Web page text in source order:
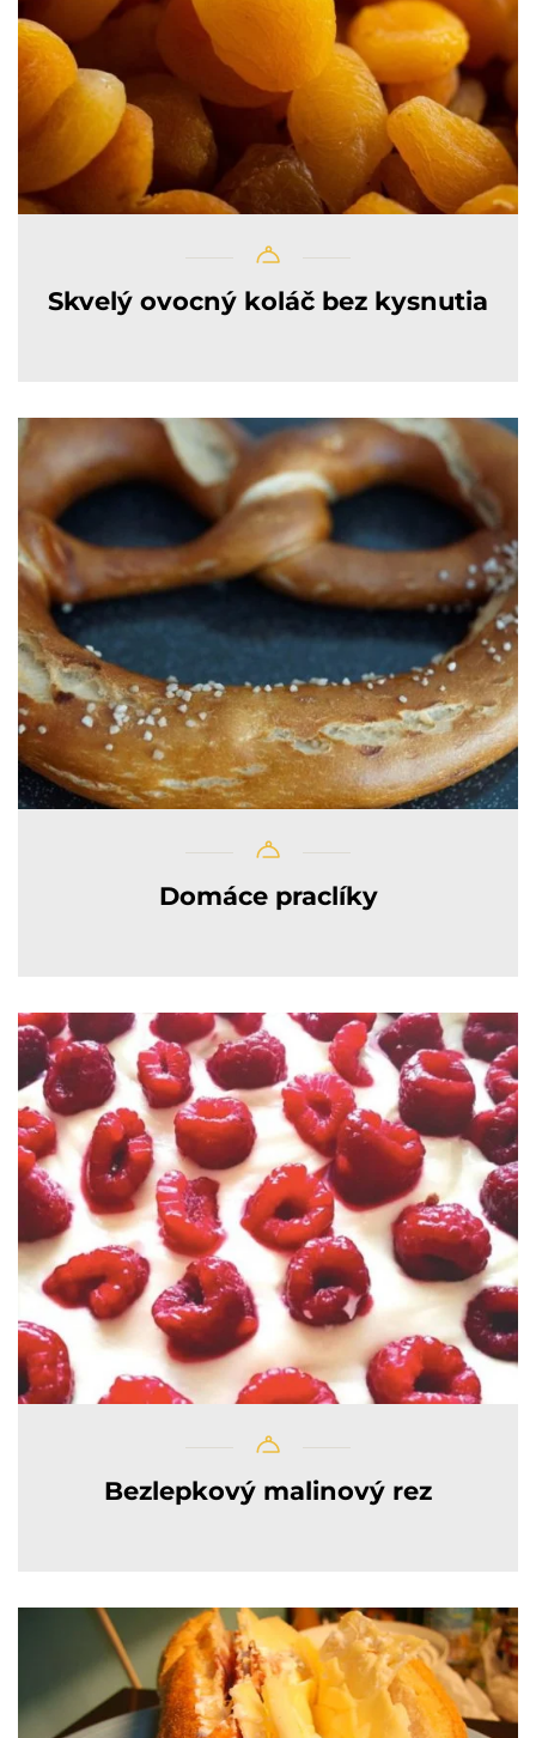
Skvelý ovocný koláč bez kysnutia
Domáce praclíky
Bezlepkový malinový rez